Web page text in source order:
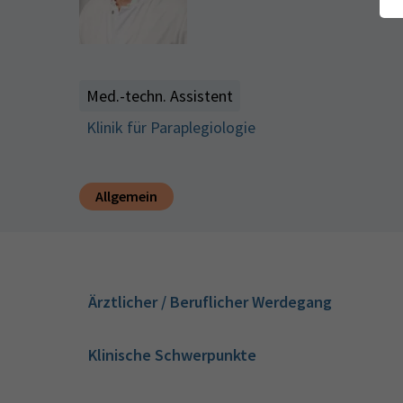
Med.-techn. Assistent
Klinik für Paraplegiologie
Allgemein
Ärztlicher / Beruflicher Werdegang
Klinische Schwerpunkte